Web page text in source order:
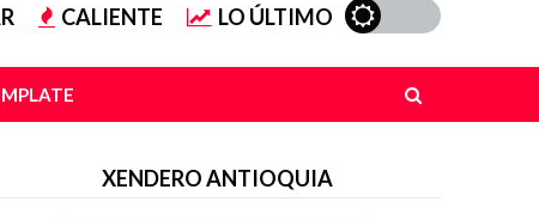
CALIENTE LO ÚLTIMO
XENDERO ANTIOQUIA